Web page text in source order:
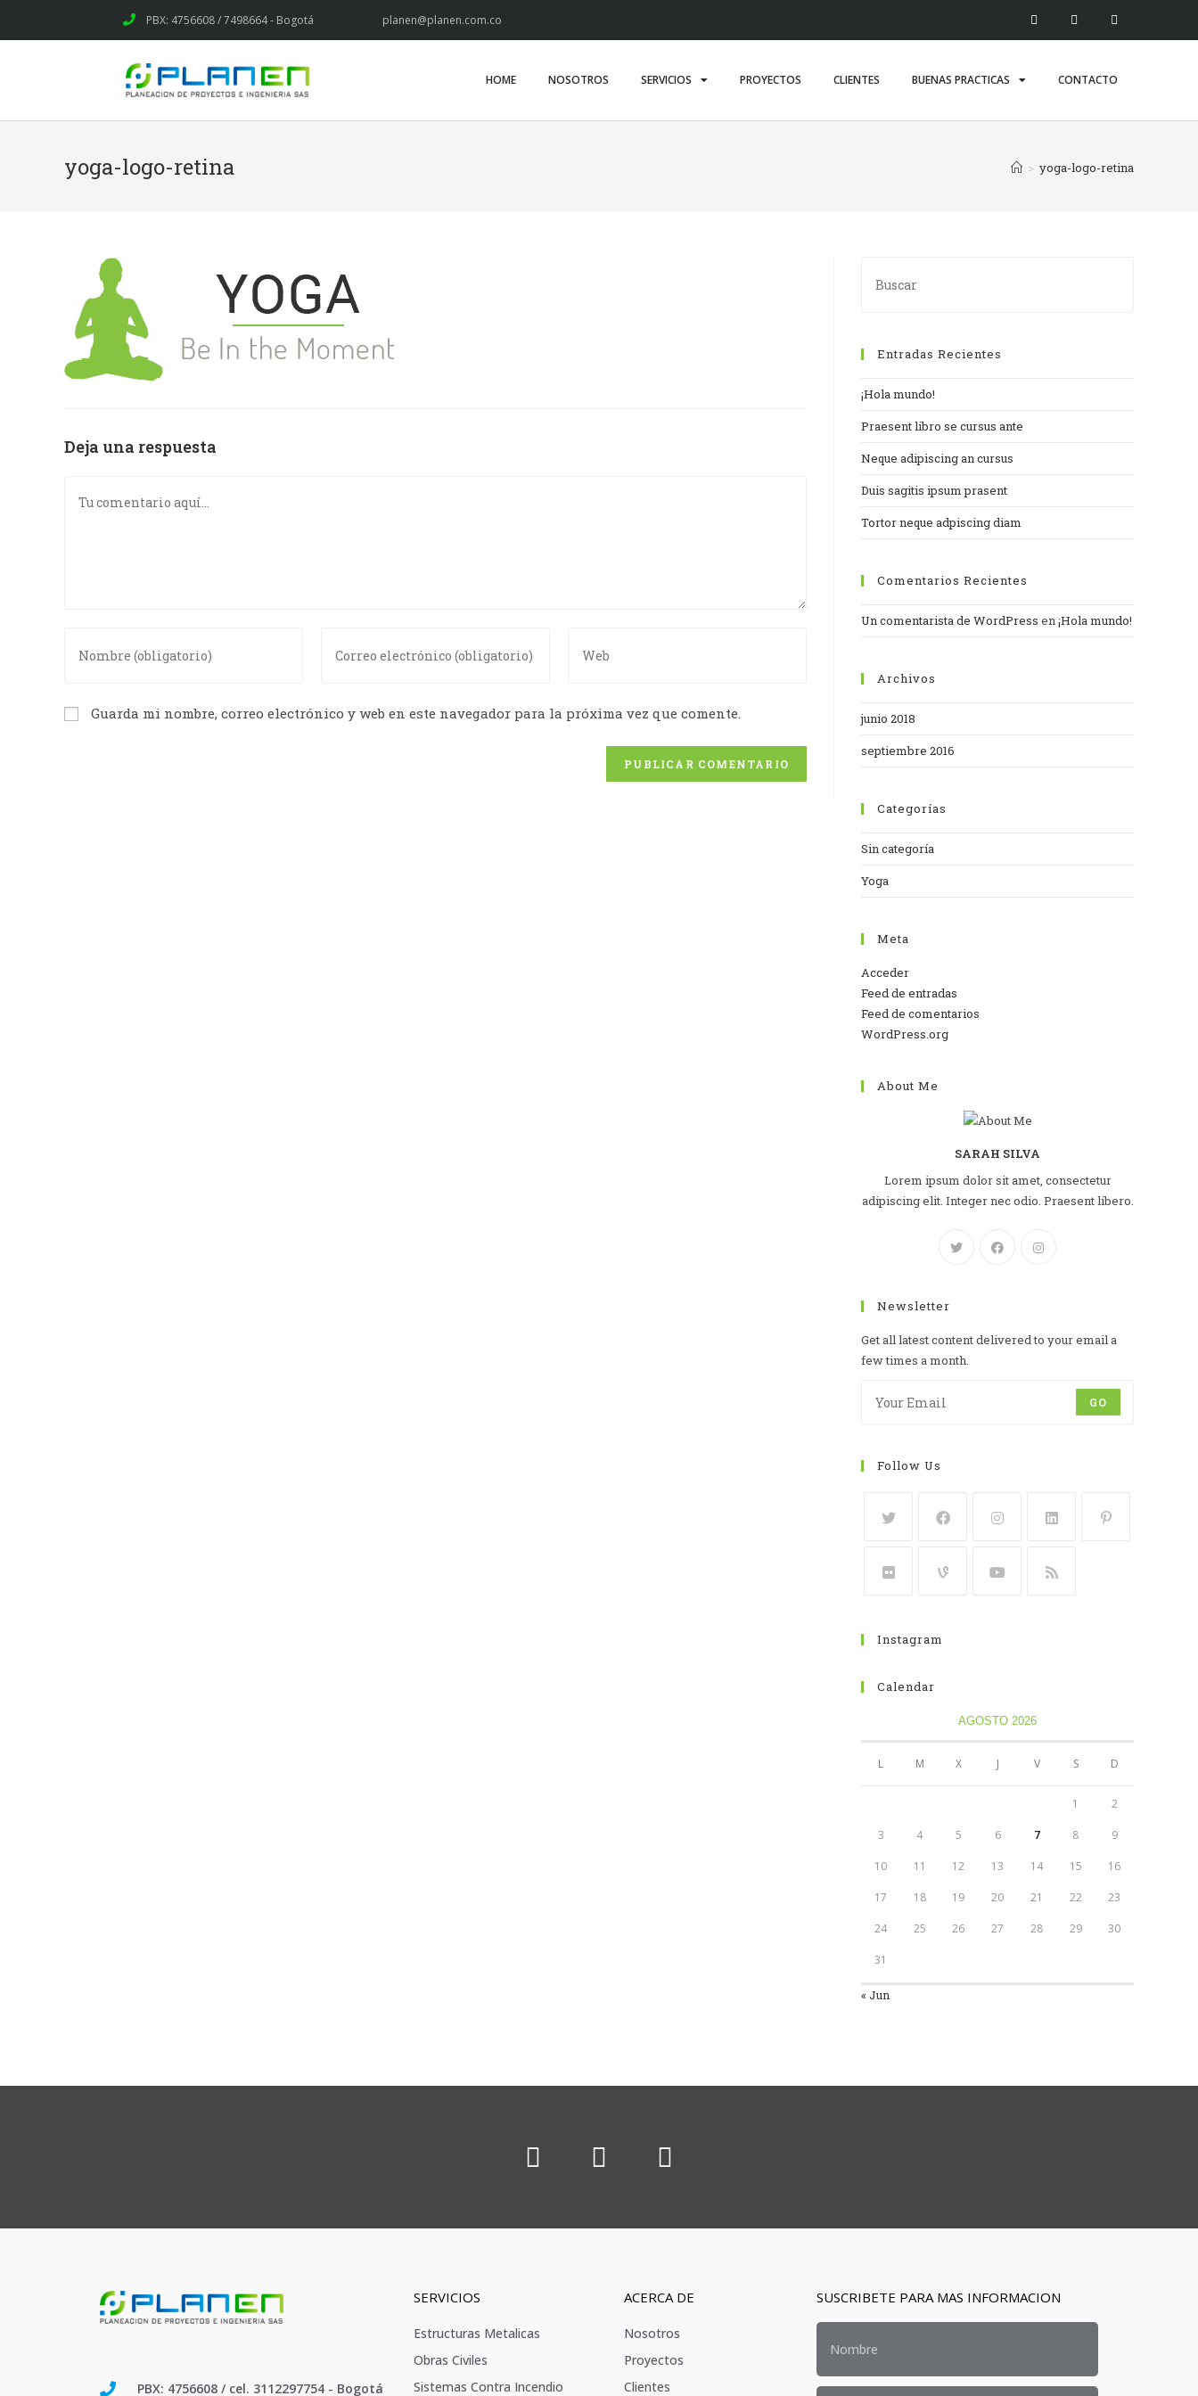
PBX: 4756608 / 7498664 - Bogotá planen@planen.com.co
HOME NOSOTROS SERVICIOS PROYECTOS CLIENTES BUENAS PRACTICAS CONTACTO
yoga-logo-retina > yoga-logo-retina
Deja una respuesta
Guarda mi nombre, correo electrónico y web en este navegador para la próxima vez que comente.
Entradas Recientes
¡Hola mundo!
Praesent libro se cursus ante
Neque adipiscing an cursus
Duis sagitis ipsum prasent
Tortor neque adpiscing diam
Comentarios Recientes
Un comentarista de WordPress en¡Hola mundo!
Archivos
junio 2018
septiembre 2016
Categorías
Sin categoría
Yoga
Meta
Acceder
Feed de entradas
Feed de comentarios
WordPress.org
About Me
SARAH SILVA
Lorem ipsum dolor sit amet, consectetur
adipiscing elit. Integer nec odio. Praesent libero.
Newsletter
Get all latest content delivered to your email a
few times a month.
GO
Follow Us
Instagram
Calendar
AGOSTO 2026
L M X J V S D
1 2
3 4 5 6 7 8 9
10 11 12 13 14 15 16
17 18 19 20 21 22 23
24 25 26 27 28 29 30
31
« Jun
PBX: 4756608 / cel. 3112297754 - Bogotá
SERVICIOS
Estructuras Metalicas
Obras Civiles
Sistemas Contra Incendio
ACERCA DE
Nosotros
Proyectos
Clientes
SUSCRIBETE PARA MAS INFORMACION